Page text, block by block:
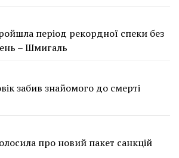
період рекордної спеки без
– Шмигаль
забив знайомого до смерті
про новий пакет санкцій